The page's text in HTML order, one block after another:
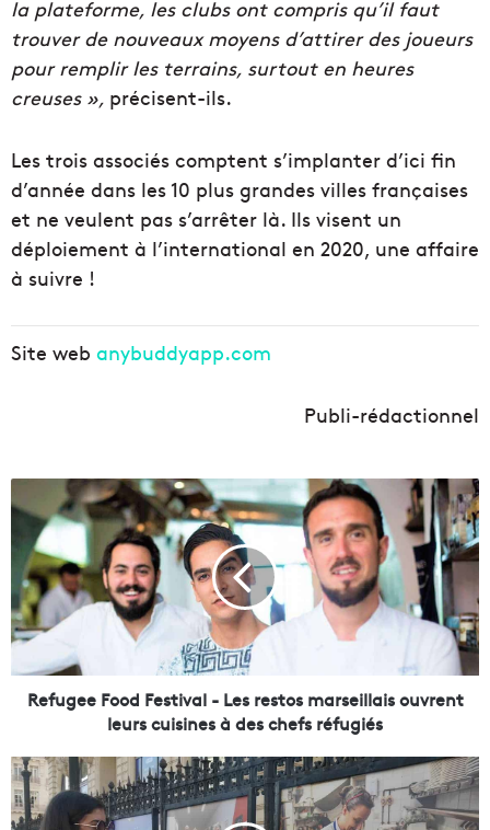
la plateforme, les clubs ont compris qu’il faut
trouver de nouveaux moyens d’attirer des joueurs
pour remplir les terrains, surtout en heures
creuses », précisent-ils.
Les trois associés comptent s’implanter d’ici fin
d’année dans les 10 plus grandes villes françaises
et ne veulent pas s’arrêter là. Ils visent un
déploiement à l’international en 2020, une affaire
à suivre !
Site web anybuddyapp.com
Publi-rédactionnel
e
g
e
e
F
o
e
s
t
Refugee Food Festival - Les restos marseillais ouvrent
leurs cuisines à des chefs réfugiés
L
e
s